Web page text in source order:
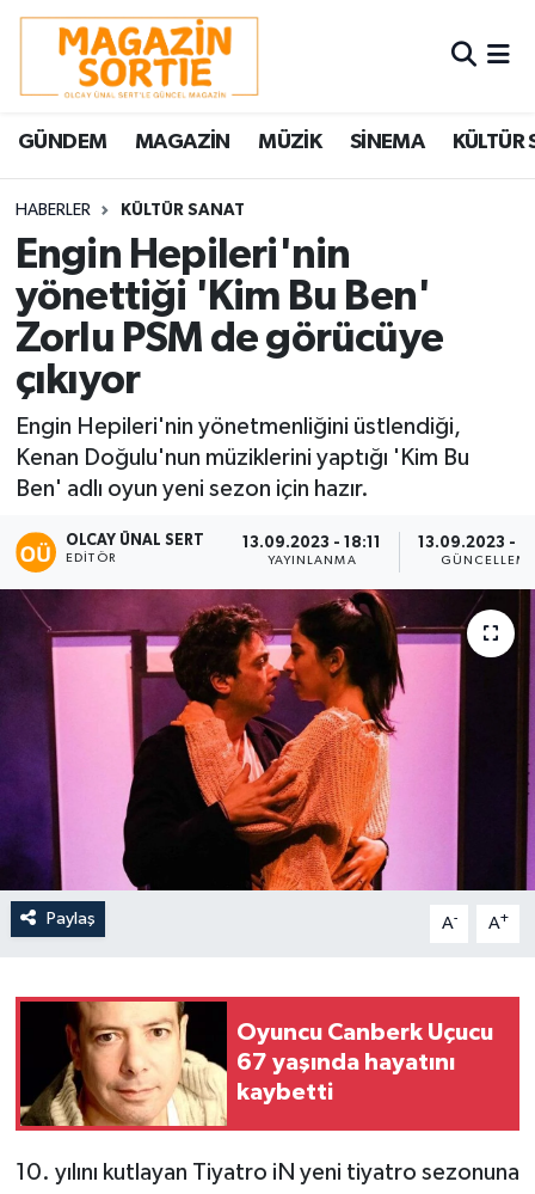
GÜNDEM MAGAZİN MÜZİK SİNEMA KÜLTÜR
HABERLER KÜLTÜR SANAT
Engin Hepileri'nin
yönettiği 'Kim Bu Ben'
Zorlu PSM de görücüye
çıkıyor
Engin Hepileri'nin yönetmenliğini üstlendiği,
Kenan Doğulu'nun müziklerini yaptığı 'Kim Bu
Ben' adlı oyun yeni sezon için hazır.
OLCAY ÜNAL SERT
EDITÖR
13.09.2023 - 18:11
YAYINLANMA
13.09.2023 -
Paylaş A- A+
Oyuncu Canberk Uçucu
67 yaşında hayatını
kaybetti
10. yılını kutlayan Tiyatro iN yeni tiyatro sezonuna
Nöbetçi Eczaneler
Hava Durumu
Trafik Durumu
Süper Lig Puan Durumu ve Fikstür
Tüm Manşetler
Son Dakika Haberleri
Haber Arşivi